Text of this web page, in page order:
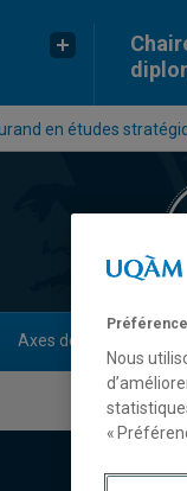
en études
Axes de recherche
Nous
«